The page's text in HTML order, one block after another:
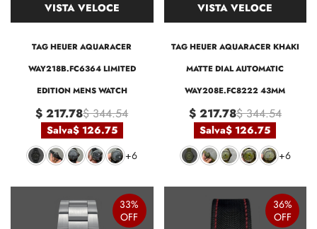
VISTA VELOCE
TAG HEUER AQUARACER
WAY218B.FC6364 LIMITED
EDITION MENS WATCH
$ 217.78$ 344.54
Salva$ 126.75
+6
VISTA VELOCE
TAG HEUER AQUARACER KHAKI
MATTE DIAL AUTOMATIC
WAY208E.FC8222 43MM
$ 217.78$ 344.54
Salva$ 126.75
+6
33%
OFF
36%
OFF